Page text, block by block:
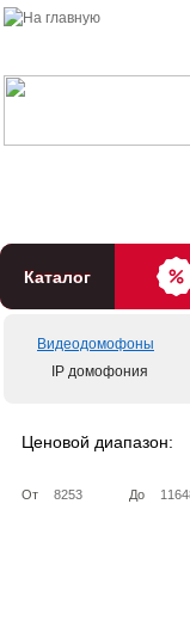
Каталог
Видеодомофоны
IP домофония
Ценовой диапазон:
От До